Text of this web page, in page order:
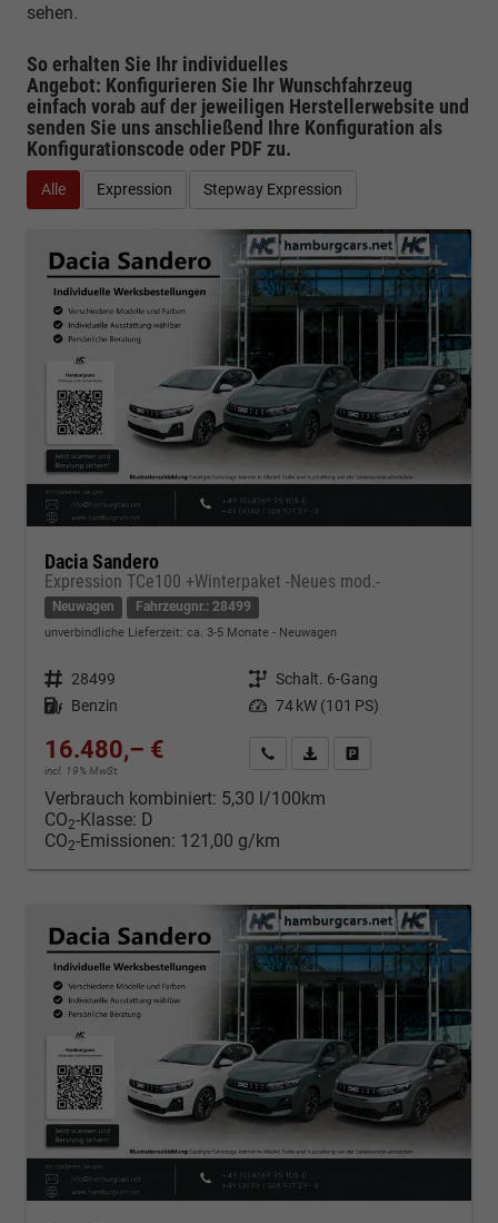
sehen.
So erhalten Sie Ihr individuelles
Angebot: Konfigurieren Sie Ihr Wunschfahrzeug
einfach vorab auf der jeweiligen Herstellerwebsite und
senden Sie uns anschließend Ihre Konfiguration als
Konfigurationscode oder PDF zu.
Alle Expression Stepway Expression
Dacia Sandero
Expression TCe100 +Winterpaket -Neues mod.-
Neuwagen Fahrzeugnr.: 28499
unverbindliche Lieferzeit: ca. 3-5 Monate Neuwagen
Fahrzeugnr. 28499 Getriebe Schalt. 6-Gang
Kraftstoff Benzin Leistung 74 kW (101 PS)
16.480,– €
incl. 19% MwSt.
Kontakt & Angebot anfordern
PDF-Datei, Fahrzeugexposé
Verbrauch kombiniert: 5,30 l/100km
CO2-Klasse: D
CO2-Emissionen: 121,00 g/km